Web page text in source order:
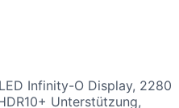
Infinity-O Display, 2280
Unterstützung,